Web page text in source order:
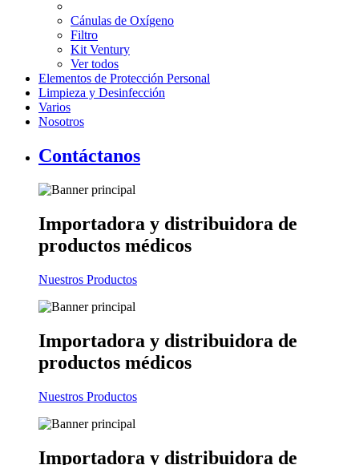
Cánulas de Oxígeno
Filtro
Kit Ventury
Ver todos
Elementos de Protección Personal
Limpieza y Desinfección
Varios
Nosotros
Contáctanos
Importadora y distribuidora de
productos médicos
Nuestros Productos
Importadora y distribuidora de
productos médicos
Nuestros Productos
Importadora y distribuidora de